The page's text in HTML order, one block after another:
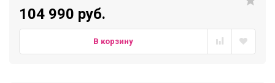
104 990 руб.
В корзину